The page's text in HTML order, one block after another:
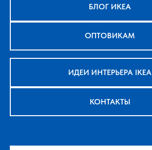
БЛОГ ИКЕА
ОПТОВИКАМ
ИДЕИ ИНТЕРЬЕРА IKEA
КОНТАКТЫ